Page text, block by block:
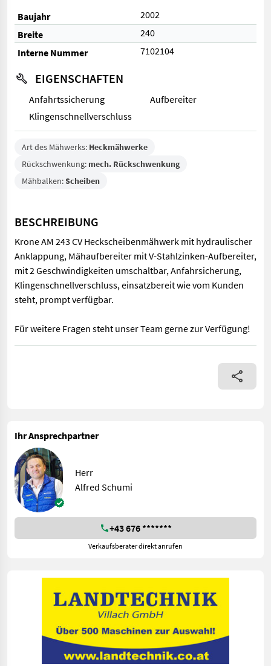
Baujahr
2002
Breite
240
Interne Nummer
7102104
EIGENSCHAFTEN
Anfahrtssicherung
Aufbereiter
Klingenschnellverschluss
Art des Mähwerks: Heckmähwerke
Rückschwenkung: mech. Rückschwenkung
Mähbalken:Scheiben
BESCHREIBUNG
Krone AM 243 CV Heckscheibenmähwerk mit hydraulischer
Anklappung, Mähaufbereiter mit V-Stahlzinken-Aufbereiter,
mit 2 Geschwindigkeiten umschaltbar, Anfahrsicherung,
Klingenschnellverschluss, einsatzbereit wie vom Kunden
steht, prompt verfügbar.
Für weitere Fragen steht unser Team gerne zur Verfügung!
Krone AM 243 CV Heckscheibenmähwerk mit hydraulischer
Ihr Ansprechpartner
Herr
Alfred Schumi
+43 676 *******
Verkaufsberater direkt anrufen